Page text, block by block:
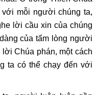
mỗi người chúng ta,
lời cầu xin của chúng
của tấm lòng người
Chúa phán, một cách
ta có thể chạy đến với